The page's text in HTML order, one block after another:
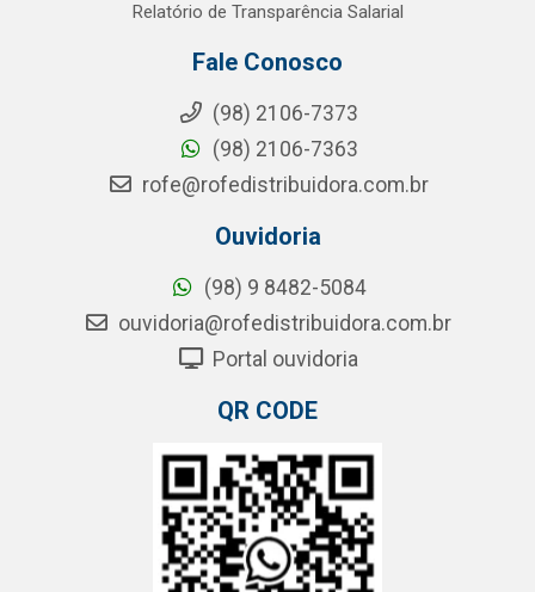
Relatório de Transparência Salarial
Fale Conosco
(98) 2106-7373
(98) 2106-7363
rofe@rofedistribuidora.com.br
Ouvidoria
(98) 9 8482-5084
ouvidoria@rofedistribuidora.com.br
Portal ouvidoria
QR CODE